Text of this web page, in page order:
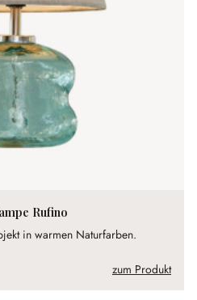
Rufino
in warmen Naturfarben.
zum Produkt